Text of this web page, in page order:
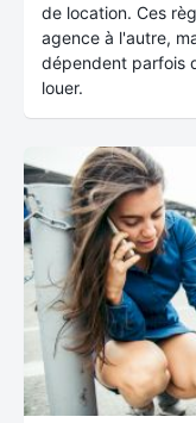
de location. Ces
agence à l'autre,
dépendent parfois
louer.